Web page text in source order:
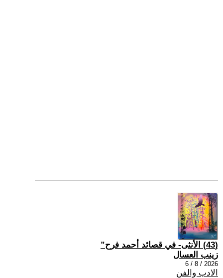
(43) الأنثى- في قصائد أحمد فرح”
زينب العسال
2026 / 8 / 6
الادب والفن